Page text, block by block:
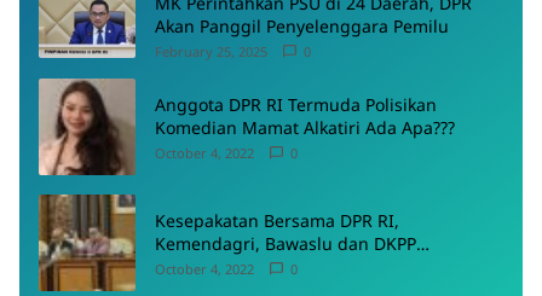
Akan Panggil Penyelenggara Pemilu
February 25, 2025 0
Anggota DPR RI Termuda Polisikan
Komedian Mamat Alkatiri Ada Apa???
October 4, 2022 0
Kesepakatan Bersama DPR RI,
Kemendagri, Bawaslu dan DKPP
Menyepakati Rancangan PKPU
October 4, 2022 0